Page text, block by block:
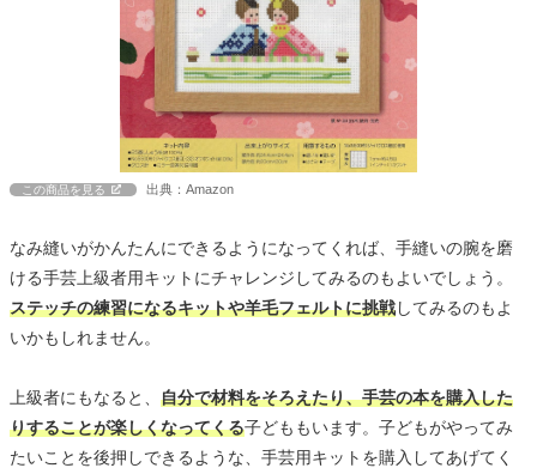
この商品を見る 出典：Amazon
なみ縫いがかんたんにできるようになってくれば、手縫いの腕を磨
ける手芸上級者用キットにチャレンジしてみるのもよいでしょう。
ステッチの練習になるキットや羊毛フェルトに挑戦してみるのもよ
いかもしれません。
上級者にもなると、 自分で材料をそろえたり、手芸の本を購入した
りすることが楽しくなってくる子どももいます。子どもがやってみ
たいことを後押しできるような、手芸用キットを購入してあげてく